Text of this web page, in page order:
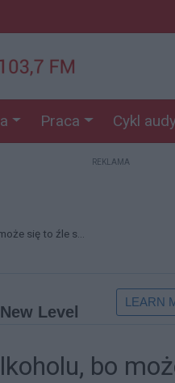
Praca Cykl
REKLAMA
się to źle s...
bo